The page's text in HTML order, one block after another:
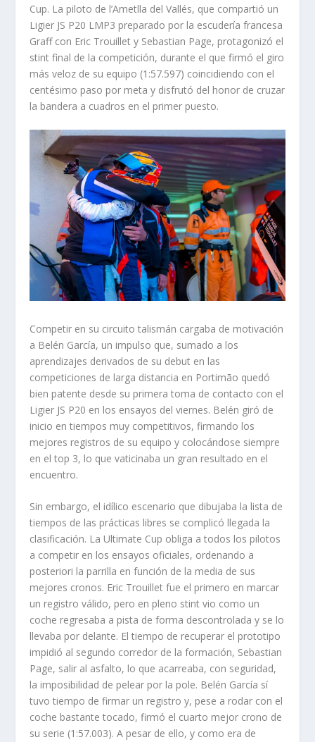
Cup. La piloto de l’Ametlla del Vallés, que compartió un
Ligier JS P20 LMP3 preparado por la escudería francesa
Graff con Eric Trouillet y Sebastian Page, protagonizó el
stint final de la competición, durante el que firmó el giro
más veloz de su equipo (1:57.597) coincidiendo con el
centésimo paso por meta y disfrutó del honor de cruzar
la bandera a cuadros en el primer puesto.
Competir en su circuito talismán cargaba de motivación
a Belén García, un impulso que, sumado a los
aprendizajes derivados de su debut en las
competiciones de larga distancia en Portimão quedó
bien patente desde su primera toma de contacto con el
Ligier JS P20 en los ensayos del viernes. Belén giró de
inicio en tiempos muy competitivos, firmando los
mejores registros de su equipo y colocándose siempre
en el top 3, lo que vaticinaba un gran resultado en el
encuentro.
Sin embargo, el idílico escenario que dibujaba la lista de
tiempos de las prácticas libres se complicó llegada la
clasificación. La Ultimate Cup obliga a todos los pilotos
a competir en los ensayos oficiales, ordenando a
posteriori la parrilla en función de la media de sus
mejores cronos. Eric Trouillet fue el primero en marcar
un registro válido, pero en pleno stint vio como un
coche regresaba a pista de forma descontrolada y se lo
llevaba por delante. El tiempo de recuperar el prototipo
impidió al segundo corredor de la formación, Sebastian
Page, salir al asfalto, lo que acarreaba, con seguridad,
la imposibilidad de pelear por la pole. Belén García sí
tuvo tiempo de firmar un registro y, pese a rodar con el
coche bastante tocado, firmó el cuarto mejor crono de
su serie (1:57.003). A pesar de ello, y como era de